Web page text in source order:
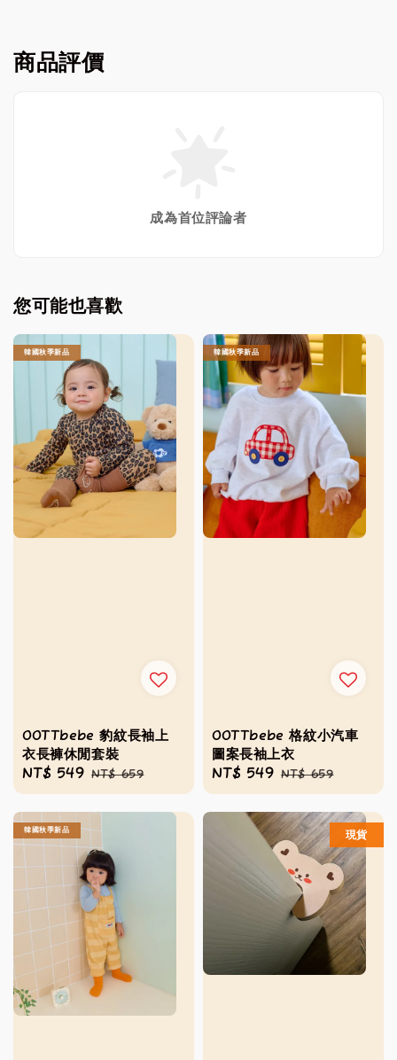
商品評價
成為首位評論者
您可能也喜歡
韓國秋季新品
OOTTbebe 豹紋長袖上
衣長褲休閒套裝
Sale
price
NT$ 549 Regular
price
NT$ 659
韓國秋季新品
OOTTbebe 格紋小汽車
圖案長袖上衣
Sale
price
NT$ 549 Regular
price
NT$ 659
韓國秋季新品 現貨